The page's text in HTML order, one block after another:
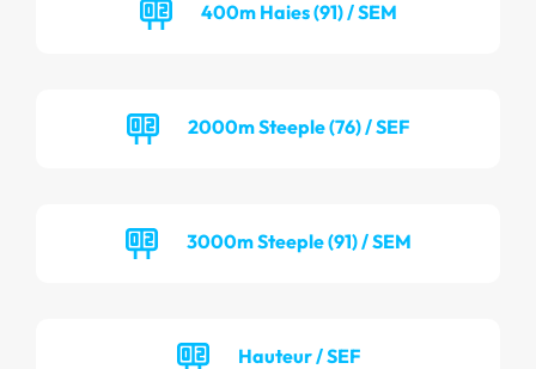
400m Haies (91) / SEM
2000m Steeple (76) / SEF
3000m Steeple (91) / SEM
Hauteur / SEF